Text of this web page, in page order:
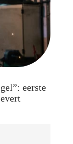
eerste